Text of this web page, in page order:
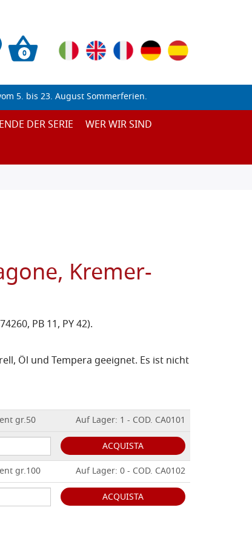
0
5. bis 23. August Sommerferien.
ENDE DER SERIE
WER WIR SIND
Kremer-
PB 11, PY 42).
Öl und Tempera geeignet. Es ist nicht
gr.50 Auf Lager: 1 - COD. CA0101
ACQUISTA
gr.100
Auf Lager: 0 - COD. CA0102
ACQUISTA